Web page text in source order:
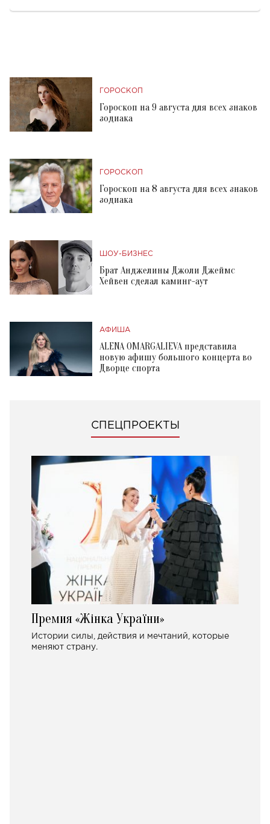
ГОРОСКОП
Гороскоп на 9 августа для всех знаков
зодиака
ГОРОСКОП
Гороскоп на 8 августа для всех знаков
зодиака
ШОУ-БИЗНЕС
Брат Анджелины Джоли Джеймс
Хейвен сделал каминг-аут
АФИША
ALENA OMARGALIEVA представила
новую афишу большого концерта во
Дворце спорта
СПЕЦПРОЕКТЫ
Премия «Жінка України»
Истории силы, действия и мечтаний, которые
меняют страну.